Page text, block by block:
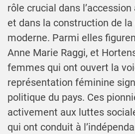
rôle crucial dans l’accession
et dans la construction de la
moderne. Parmi elles
Anne Marie Raggi, et
femmes qui ont ouvert la
représentation féminine
politique du pays. Ces
activement aux luttes
qui ont conduit à